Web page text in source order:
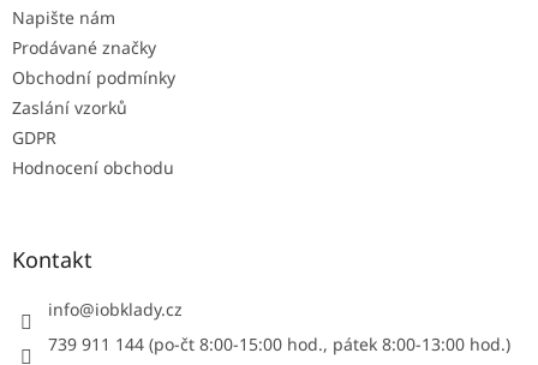
Napište nám
Prodávané značky
Obchodní podmínky
Zaslání vzorků
GDPR
Hodnocení obchodu
Kontakt
info@iobklady.cz
739 911 144 (po-čt 8:00-15:00 hod., pátek 8:00-13:00 hod.)